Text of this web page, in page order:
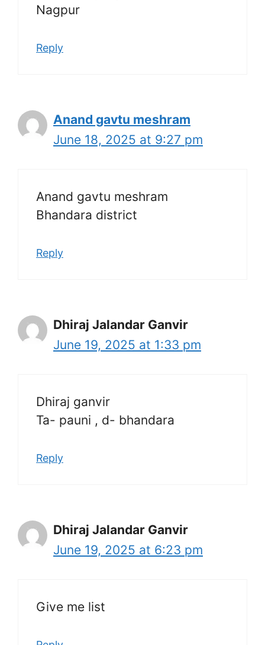
Nagpur
Reply
Anand gavtu meshram
June 18, 2025 at 9:27 pm
Anand gavtu meshram
Bhandara district
Reply
Dhiraj Jalandar Ganvir
June 19, 2025 at 1:33 pm
Dhiraj ganvir
Ta- pauni , d- bhandara
Reply
Dhiraj Jalandar Ganvir
June 19, 2025 at 6:23 pm
Give me list